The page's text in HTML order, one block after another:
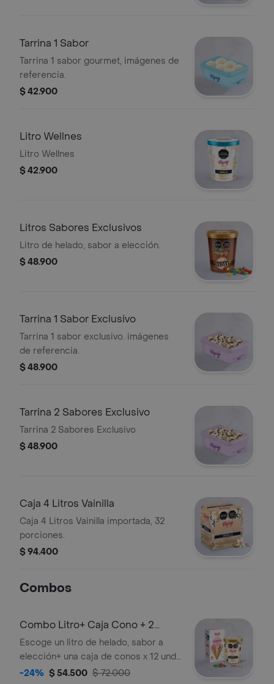
Tarrina 1 Sabor
Tarrina 1 sabor gourmet, imágenes de
referencia.
$ 42.900
Litro Wellnes
Litro Wellnes
$ 42.900
Litros Sabores Exclusivos
Litro de helado, sabor a elección.
$ 48.900
Tarrina 1 Sabor Exclusivo
Tarrina 1 sabor exclusivo. imágenes
de referencia.
$ 48.900
Tarrina 2 Sabores Exclusivo
Tarrina 2 Sabores Exclusivo
$ 48.900
Caja 4 Litros Vainilla
Caja 4 Litros Vainilla importada, 32
porciones.
$ 94.400
Combos
Combo Litro+ Caja Cono + 2
Toppings
Escoge un litro de helado, sabor a
elección+ una caja de conos x 12 und
y 2 topping a elección del cliente.
-24% $ 54.500 $ 72.000